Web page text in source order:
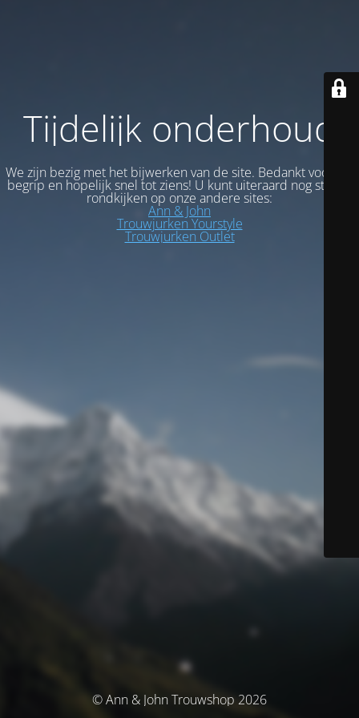
Tijdelijk onderhoud
We zijn bezig met het bijwerken van de site. Bedankt voor uw
begrip en hopelijk snel tot ziens! U kunt uiteraard nog steeds
rondkijken op onze andere sites:
Ann & John
Trouwjurken Yourstyle
Trouwjurken Outlet
© Ann & John Trouwshop 2026